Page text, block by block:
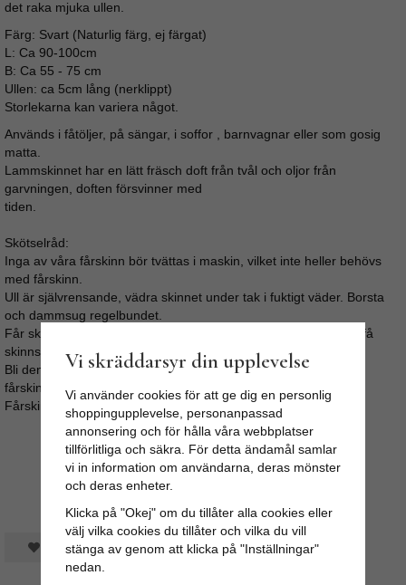
det raka mjuka ullen.
Färg: Svart (Naturlig färg, ej färgat)
L: Ca 90-100cm
B: Ca 55 - 75 cm
Ullen: ca 5cm lång (nerklippt)
Storlekarna kan variera något.
Används i fåtöljer, på sängar, i soffor , barnvagnar eller som gosig
matta.
Lammskinnet har en lätt fräsch doft från tvål och oljor från
garvningen, doften försvinner med
tiden.
Skötselråd:
Inga av våra fårskinn bör tvättas i maskin, vilket inte heller behövs
med fårskinn.
Ull är självrensande, vädra skinnet under tak i fuktigt väder. Borsta
och dammsug regelbundet.
Får skinnet fläckar så gnugga med lätt fuktad trasa, undvik att få
skinnsidan blöt.
Bli den ändå fuktig så låt den torka långsamt och stretcha/dra i
fårskinnet med jämna mellanrum.
Fårskinnen kan kemtvättas.
Spara som favorit
Vi skräddarsyr din upplevelse
Vi använder cookies för att ge dig en personlig
shoppingupplevelse, personanpassad
annonsering och för hålla våra webbplatser
tillförlitliga och säkra. För detta ändamål samlar
vi in information om användarna, deras mönster
och deras enheter.
Klicka på "Okej" om du tillåter alla cookies eller
välj vilka cookies du tillåter och vilka du vill
stänga av genom att klicka på "Inställningar"
nedan.